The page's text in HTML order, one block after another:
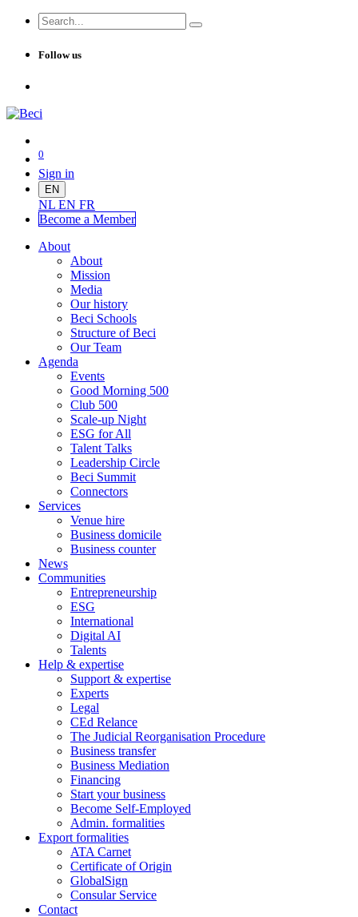
Follow us
0
Sign in
EN
NL EN FR
Become a Member
About
About
Mission
Media
Our history
Beci Schools
Structure of Beci
Our Team
Agenda
Events
Good Morning 500
Club 500
Scale-up Night
ESG for All
Talent Talks
Leadership Circle
Beci Summit
Connectors
Services
Venue hire
Business domicile
Business counter
News
Communities
Entrepreneurship
ESG
International
Digital AI
Talents
Help & expertise
Support & expertise
Experts
Legal
CEd Relance
The Judicial Reorganisation Procedure
Business transfer
Business Mediation
Financing
Start your business
Become Self-Employed
Admin. formalities
Export formalities
ATA Carnet
Certificate of Origin
GlobalSign
Consular Service
Contact